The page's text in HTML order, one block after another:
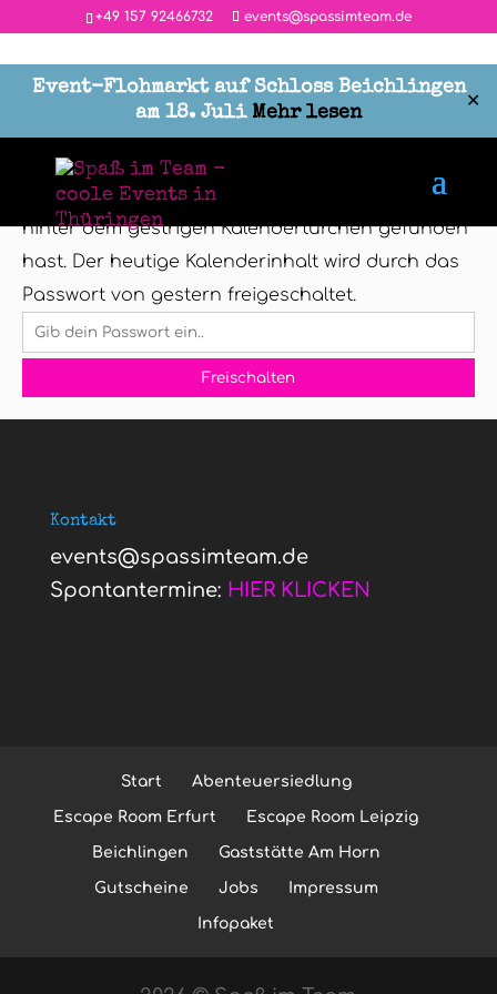
‭+49 157 92466732 events@spassimteam.de
Event-Flohmarkt auf Schloss Beichlingen
am 18. Juli Mehr lesen ✕
Geschützter Bereich
Dieser Inhalt ist passwortgeschützt. Bitte gib das
Passwort IN GROSSBUCHSTABEN ein, das du
hinter dem gestrigen Kalendertürchen gefunden
hast. Der heutige Kalenderinhalt wird durch das
Passwort von gestern freigeschaltet.
Freischalten
Kontakt
events@spassimteam.de
Spontantermine: HIER KLICKEN
Start Abenteuersiedlung
Escape Room Erfurt Escape Room Leipzig
Beichlingen Gaststätte Am Horn
Gutscheine Jobs Impressum
Infopaket